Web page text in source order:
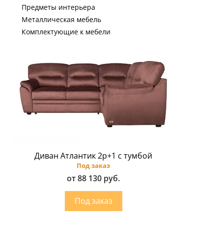
Предметы интерьера
Металлическая мебель
Комплектующие к мебели
Диван Атлантик 2p+1 с тумбой
Под заказ
от 88 130 руб.